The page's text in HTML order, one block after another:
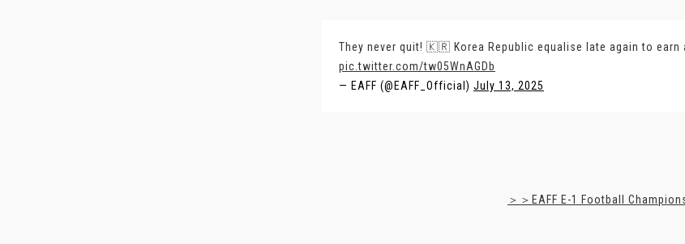
They never quit! 🇰🇷 Korea Republic equalise late again to earn
pic.twitter.com/tw05WnAGDb
— EAFF (@EAFF_Official) July 13, 2025
＞＞EAFF E-1 Football